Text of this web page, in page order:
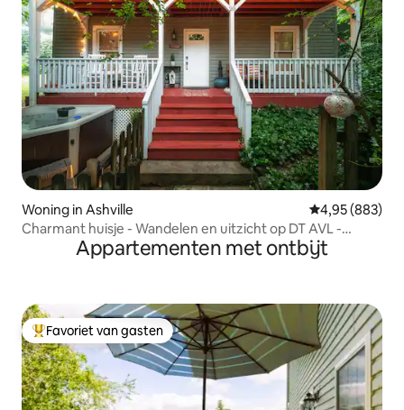
Woning in Ashville Gemiddelde
4,95 (883)
Charmant huisje - Wandelen en uitzicht op DT AVL -
BubbelbadAppartementen met ontbijt
Topfavoriet van gasten
Favoriet van gasten